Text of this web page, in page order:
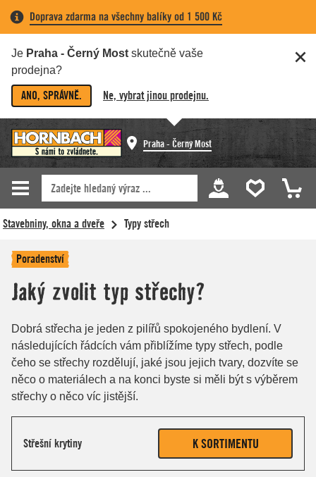
Doprava zdarma na všechny balíky od 1 500 Kč
Je Praha - Černý Most skutečně vaše
prodejna?
ANO, SPRÁVNĚ. Ne, vybrat jinou prodejnu.
Praha - Černý Most